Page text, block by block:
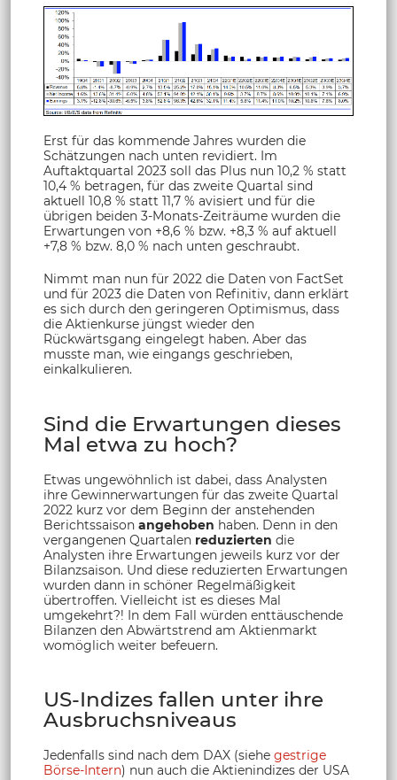
Erst für das kommende Jahres wurden die
Schätzungen nach unten revidiert. Im
Auftaktquartal 2023 soll das Plus nun 10,2 % statt
10,4 % betragen, für das zweite Quartal sind
aktuell 10,8 % statt 11,7 % avisiert und für die
übrigen beiden 3-Monats-Zeiträume wurden die
Erwartungen von +8,6 % bzw. +8,3 % auf aktuell
+7,8 % bzw. 8,0 % nach unten geschraubt.
Nimmt man nun für 2022 die Daten von FactSet
und für 2023 die Daten von Refinitiv, dann erklärt
es sich durch den geringeren Optimismus, dass
die Aktienkurse jüngst wieder den
Rückwärtsgang eingelegt haben. Aber das
musste man, wie eingangs geschrieben,
einkalkulieren.
Sind die Erwartungen dieses
Mal etwa zu hoch?
Etwas ungewöhnlich ist dabei, dass Analysten
ihre Gewinnerwartungen für das zweite Quartal
2022 kurz vor dem Beginn der anstehenden
Berichtssaison angehoben haben. Denn in den
vergangenen Quartalen reduzierten die
Analysten ihre Erwartungen jeweils kurz vor der
Bilanzsaison. Und diese reduzierten Erwartungen
wurden dann in schöner Regelmäßigkeit
übertroffen. Vielleicht ist es dieses Mal
umgekehrt?! In dem Fall würden enttäuschende
Bilanzen den Abwärtstrend am Aktienmarkt
womöglich weiter befeuern.
US-Indizes fallen unter ihre
Ausbruchsniveaus
Jedenfalls sind nach dem DAX (siehe gestrige
Börse-Intern) nun auch die Aktienindizes der USA